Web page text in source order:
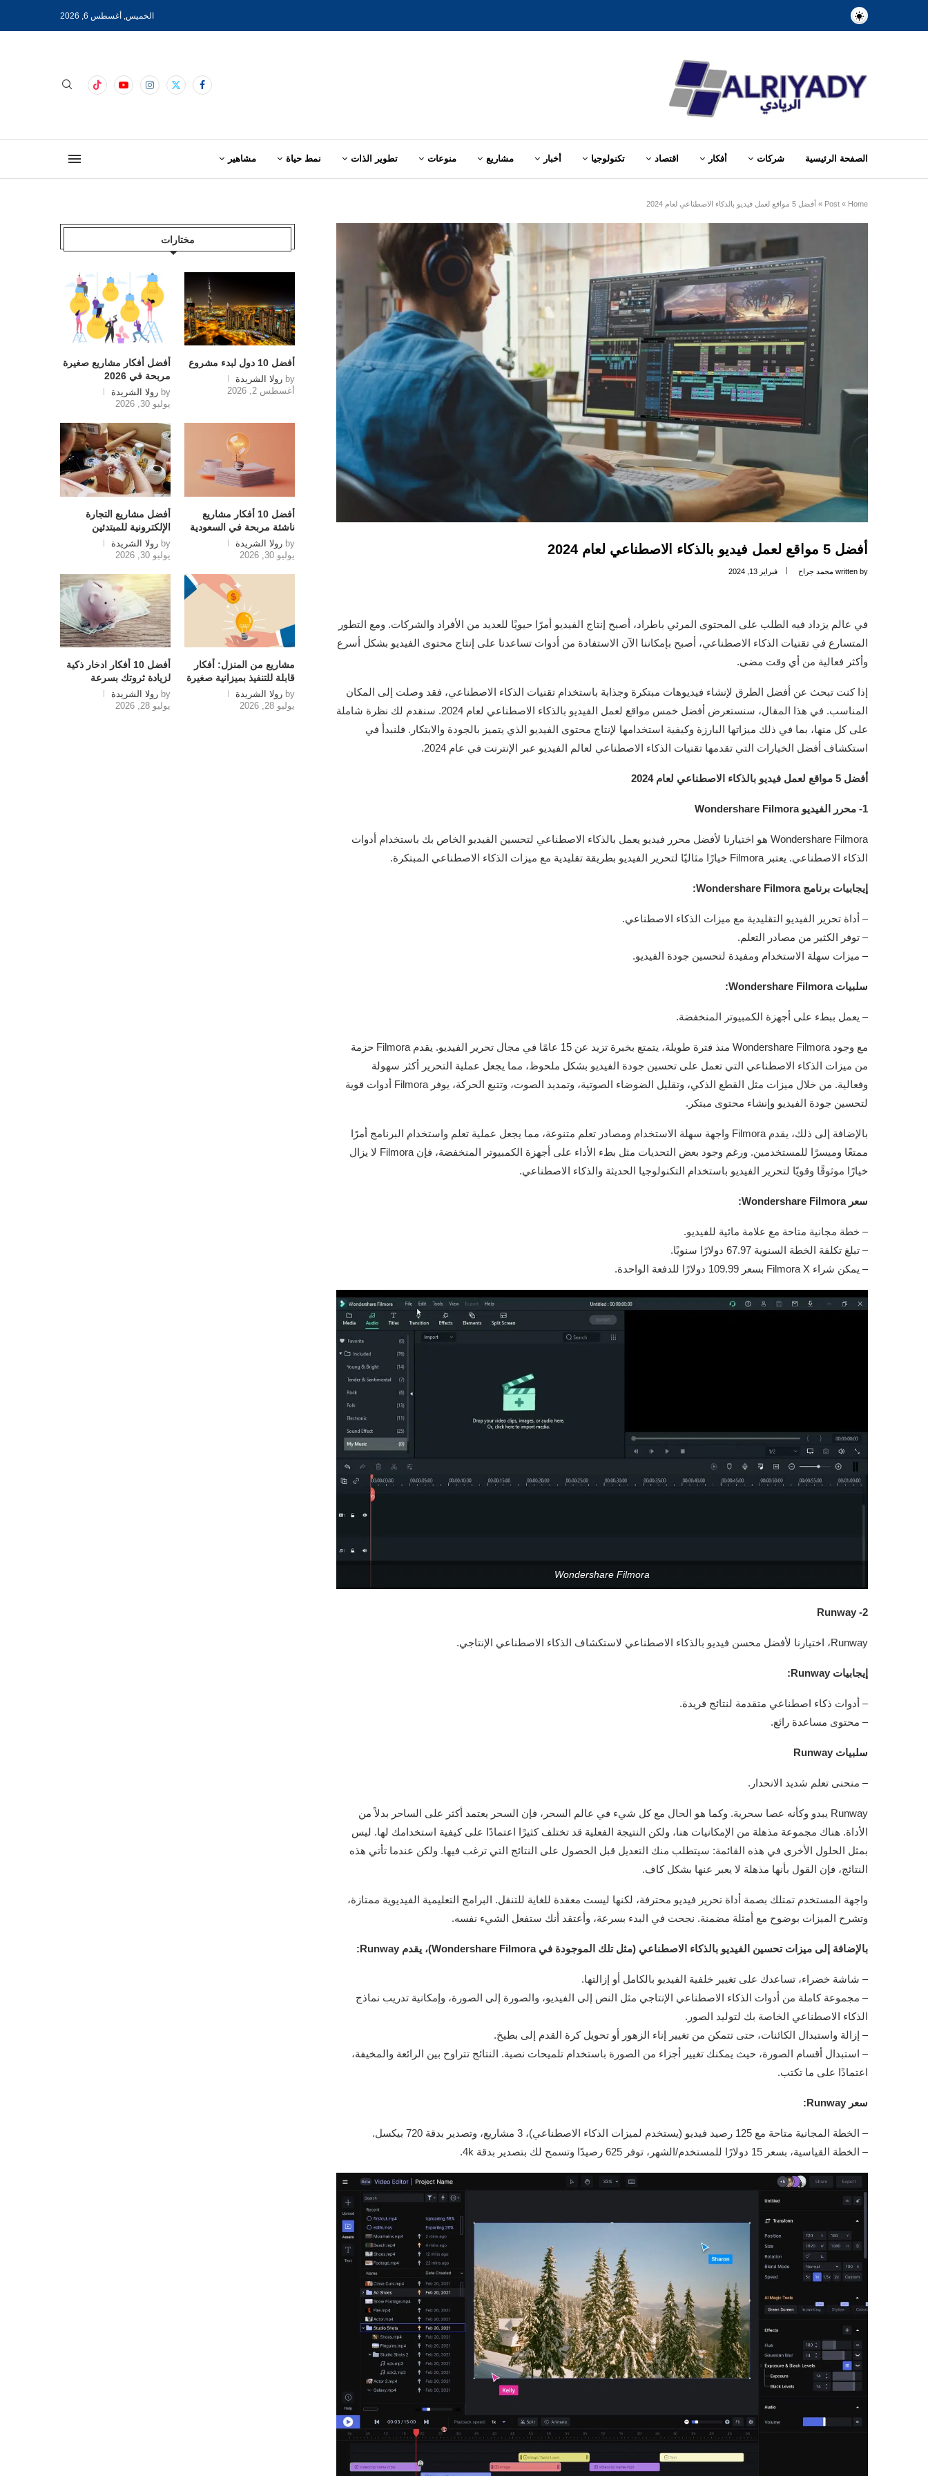
الخميس, أغسطس 6, 2026
الصفحة الرئيسية شركات أفكار اقتصاد تكنولوجيا أخبار مشاريع منوعات تطوير الذات نمط حياة مشاهير
Home
»
Post
» أفضل 5 مواقع لعمل فيديو بالذكاء الاصطناعي لعام 2024
أفضل 5 مواقع لعمل فيديو بالذكاء الاصطناعي لعام 2024
written by محمد جراح فبراير 13, 2024
في عالم يزداد فيه الطلب على المحتوى المرئي باطراد، أصبح إنتاج الفيديو أمرًا حيويًا للعديد من الأفراد والشركات. ومع التطور
المتسارع في تقنيات الذكاء الاصطناعي، أصبح بإمكاننا الآن الاستفادة من أدوات تساعدنا على إنتاج محتوى الفيديو بشكل أسرع
وأكثر فعالية من أي وقت مضى.
إذا كنت تبحث عن أفضل الطرق لإنشاء فيديوهات مبتكرة وجذابة باستخدام تقنيات الذكاء الاصطناعي، فقد وصلت إلى المكان
المناسب. في هذا المقال، سنستعرض أفضل خمس مواقع لعمل الفيديو بالذكاء الاصطناعي لعام 2024. سنقدم لك نظرة شاملة
على كل منها، بما في ذلك ميزاتها البارزة وكيفية استخدامها لإنتاج محتوى الفيديو الذي يتميز بالجودة والابتكار. فلنبدأ في
استكشاف أفضل الخيارات التي تقدمها تقنيات الذكاء الاصطناعي لعالم الفيديو عبر الإنترنت في عام 2024.
أفضل 5 مواقع لعمل فيديو بالذكاء الاصطناعي لعام 2024
1- محرر الفيديو Wondershare Filmora
Wondershare Filmora هو اختيارنا لأفضل محرر فيديو يعمل بالذكاء الاصطناعي لتحسين الفيديو الخاص بك باستخدام أدوات
الذكاء الاصطناعي. يعتبر Filmora خيارًا مثاليًا لتحرير الفيديو بطريقة تقليدية مع ميزات الذكاء الاصطناعي المبتكرة.
إيجابيات برنامج Wondershare Filmora:
– أداة تحرير الفيديو التقليدية مع ميزات الذكاء الاصطناعي.
– توفر الكثير من مصادر التعلم.
– ميزات سهلة الاستخدام ومفيدة لتحسين جودة الفيديو.
سلبيات Wondershare Filmora:
– يعمل ببطء على أجهزة الكمبيوتر المنخفضة.
مع وجود Wondershare Filmora منذ فترة طويلة، يتمتع بخبرة تزيد عن 15 عامًا في مجال تحرير الفيديو. يقدم Filmora حزمة
من ميزات الذكاء الاصطناعي التي تعمل على تحسين جودة الفيديو بشكل ملحوظ، مما يجعل عملية التحرير أكثر سهولة
وفعالية. من خلال ميزات مثل القطع الذكي، وتقليل الضوضاء الصوتية، وتمديد الصوت، وتتبع الحركة، يوفر Filmora أدوات قوية
لتحسين جودة الفيديو وإنشاء محتوى مبتكر.
بالإضافة إلى ذلك، يقدم Filmora واجهة سهلة الاستخدام ومصادر تعلم متنوعة، مما يجعل عملية تعلم واستخدام البرنامج أمرًا
ممتعًا وميسرًا للمستخدمين. ورغم وجود بعض التحديات مثل بطء الأداء على أجهزة الكمبيوتر المنخفضة، فإن Filmora لا يزال
خيارًا موثوقًا وقويًا لتحرير الفيديو باستخدام التكنولوجيا الحديثة والذكاء الاصطناعي.
سعر Wondershare Filmora:
– خطة مجانية متاحة مع علامة مائية للفيديو.
– تبلغ تكلفة الخطة السنوية 67.97 دولارًا سنويًا.
– يمكن شراء Filmora X بسعر 109.99 دولارًا للدفعة الواحدة.
Wondershare Filmora
2- Runway
Runway، اختيارنا لأفضل محسن فيديو بالذكاء الاصطناعي لاستكشاف الذكاء الاصطناعي الإنتاجي.
إيجابيات Runway:
– أدوات ذكاء اصطناعي متقدمة لنتائج فريدة.
– محتوى مساعدة رائع.
سلبيات Runway
– منحنى تعلم شديد الانحدار.
Runway يبدو وكأنه عصا سحرية. وكما هو الحال مع كل شيء في عالم السحر، فإن السحر يعتمد أكثر على الساحر بدلاً من
الأداة. هناك مجموعة مذهلة من الإمكانيات هنا، ولكن النتيجة الفعلية قد تختلف كثيرًا اعتمادًا على كيفية استخدامك لها. ليس
بمثل الحلول الأخرى في هذه القائمة: سيتطلب منك التعديل قبل الحصول على النتائج التي ترغب فيها. ولكن عندما تأتي هذه
النتائج، فإن القول بأنها مذهلة لا يعبر عنها بشكل كاف.
واجهة المستخدم تمتلك بصمة أداة تحرير فيديو محترفة، لكنها ليست معقدة للغاية للتنقل. البرامج التعليمية الفيديوية ممتازة،
وتشرح الميزات بوضوح مع أمثلة مضمنة. نجحت في البدء بسرعة، وأعتقد أنك ستفعل الشيء نفسه.
بالإضافة إلى ميزات تحسين الفيديو بالذكاء الاصطناعي (مثل تلك الموجودة في Wondershare Filmora)، يقدم Runway:
– شاشة خضراء، تساعدك على تغيير خلفية الفيديو بالكامل أو إزالتها.
– مجموعة كاملة من أدوات الذكاء الاصطناعي الإنتاجي مثل النص إلى الفيديو، والصورة إلى الصورة، وإمكانية تدريب نماذج
الذكاء الاصطناعي الخاصة بك لتوليد الصور.
– إزالة واستبدال الكائنات، حتى تتمكن من تغيير إناء الزهور أو تحويل كرة القدم إلى بطيخ.
– استبدال أقسام الصورة، حيث يمكنك تغيير أجزاء من الصورة باستخدام تلميحات نصية. النتائج تتراوح بين الرائعة والمخيفة،
اعتمادًا على ما تكتب.
سعر Runway:
– الخطة المجانية متاحة مع 125 رصيد فيديو (يستخدم لميزات الذكاء الاصطناعي)، 3 مشاريع، وتصدير بدقة 720 بيكسل.
– الخطة القياسية، بسعر 15 دولارًا للمستخدم/الشهر، توفر 625 رصيدًا وتسمح لك بتصدير بدقة 4k.
مختارات
أفضل 10 دول لبدء مشروع
by رولا الشريدة
أغسطس 2, 2026
أفضل أفكار مشاريع صغيرة
مربحة في 2026
by رولا الشريدة
يوليو 30, 2026
أفضل 10 أفكار مشاريع
ناشئة مربحة في السعودية
by رولا الشريدة
يوليو 30, 2026
أفضل مشاريع التجارة
الإلكترونية للمبتدئين
by رولا الشريدة
يوليو 30, 2026
مشاريع من المنزل: أفكار
قابلة للتنفيذ بميزانية صغيرة
by رولا الشريدة
يوليو 28, 2026
أفضل 10 أفكار ادخار ذكية
لزيادة ثروتك بسرعة
by رولا الشريدة
يوليو 28, 2026